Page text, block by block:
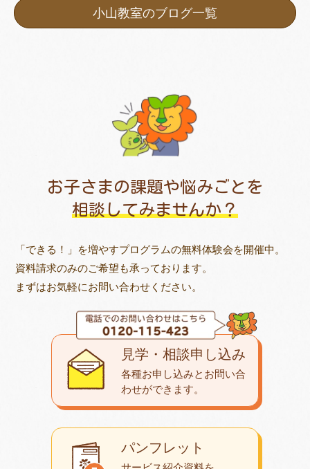
小山教室のブログ一覧
お子さまの課題や悩みごとを
相談してみませんか？
「できる！」を増やすプログラムの無料体験会を開催中。
資料請求のみのご希望も承っております。
まずはお気軽にお問い合わせください。
パンフレット
見学・相談申し込み
各種お申し込みとお問い合
わせができます。